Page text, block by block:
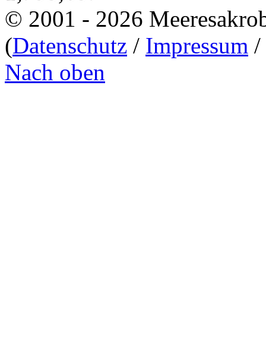
© 2001 - 2026
(Datenschutz / Impressum /
Nach oben